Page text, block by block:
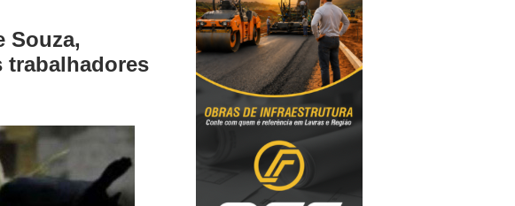
Souza,
trabalhadores